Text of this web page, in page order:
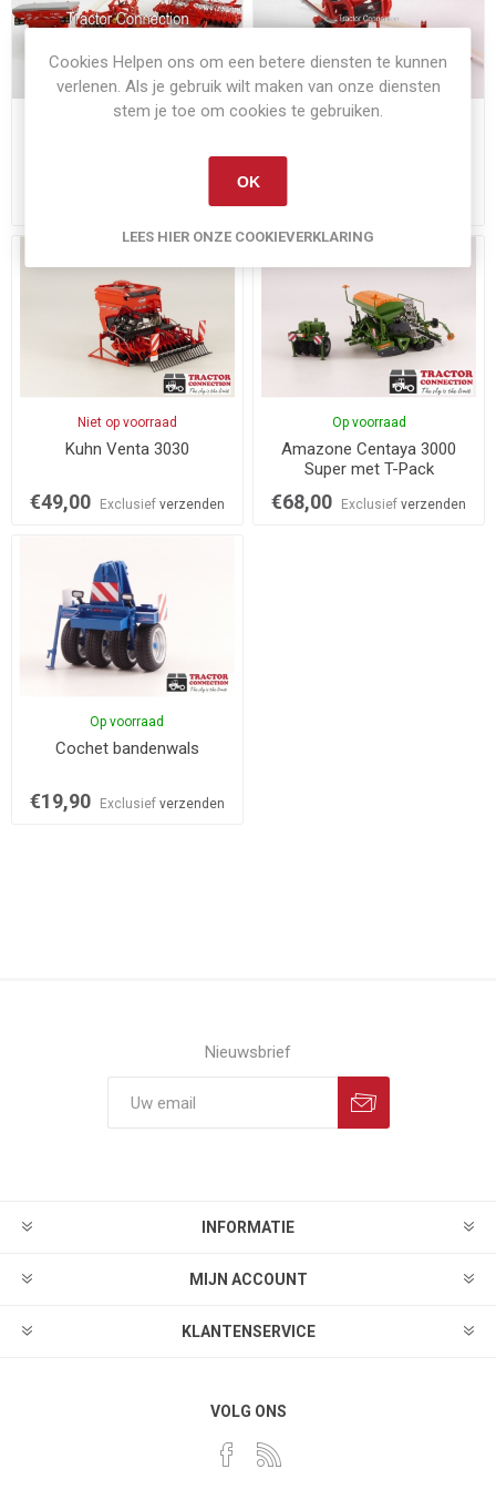
Niet op voorraad
verzenden €38,50
Niet op voorraad
Kuhn Venta 3030
€49,00 Exclusief verzenden
Op voorraad
Amazone Centaya 3000
Super met T-Pack
€68,00 Exclusiefverzenden
Op voorraad
Cochet bandenwals
€19,90 Exclusief verzenden
Nieuwsbrief
INFORMATIE
MIJN ACCOUNT
KLANTENSERVICE
VOLG ONS
Cookies Helpen ons om een betere diensten te kunnen
verlenen. Als je gebruik wilt maken van onze diensten
stem je toe om cookies te gebruiken.
OK
LEES HIER ONZE COOKIEVERKLARING